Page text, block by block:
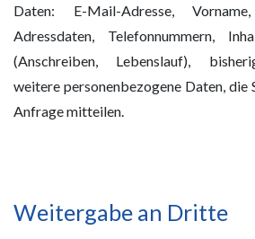
Daten: E-Mail-Adresse,
Adressdaten, Telefonnummern,
(Anschreiben, Lebenslauf),
weitere personenbezogene Daten, die
Anfrage mitteilen.
Weitergabe an Dritte